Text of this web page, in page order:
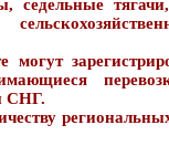
седельные
СНГ.